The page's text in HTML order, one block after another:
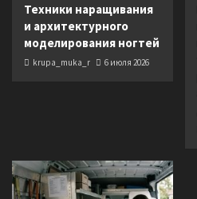
Техники наращивания
и архитектурного
моделирования ногтей
krupa_muka_r 6 июля 2026